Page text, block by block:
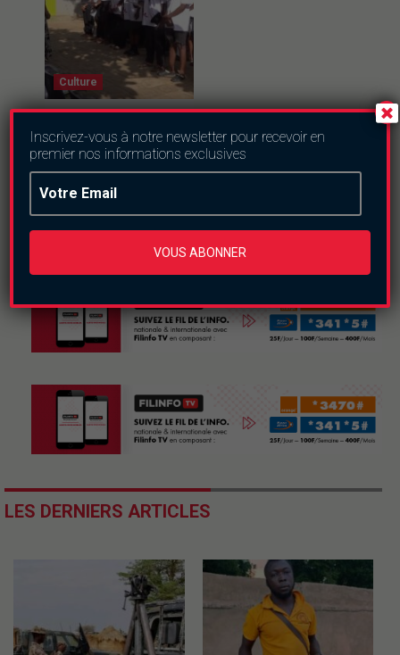
Culture
Ferien Akademie
2026 : trois
semaines pour
semer l’esprit
d’entreprise chez
LES DERNIERS ARTICLES
Inscrivez-vous à notre newsletter pour recevoir en
premier nos informations exclusives
VOUS ABONNER